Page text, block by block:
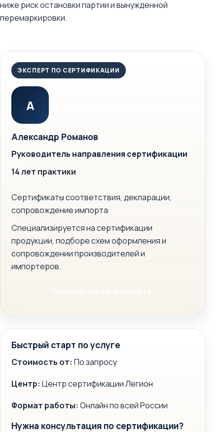
ниже риск остановки партии и вынужденной
перемаркировки.
ЭКСПЕРТ ПО СЕРТИФИКАЦИИ
А
Александр Романов
Руководитель направления сертификации
14 лет практики
Сертификаты соответствия, декларации,
сопровождение импорта
Специализируется на сертификации
продукции, подборе схем оформления и
сопровождении производителей и
импортеров.
Быстрый старт по услуге
Стоимость от: По запросу
Центр: Центр сертификации Легион
Формат работы: Онлайн по всей России
Нужна консультация по сертификации?